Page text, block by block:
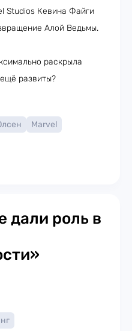
Studios Кевина Файги
Алой Ведьмы.
раскрыла
развиты?
Marvel
дали роль в